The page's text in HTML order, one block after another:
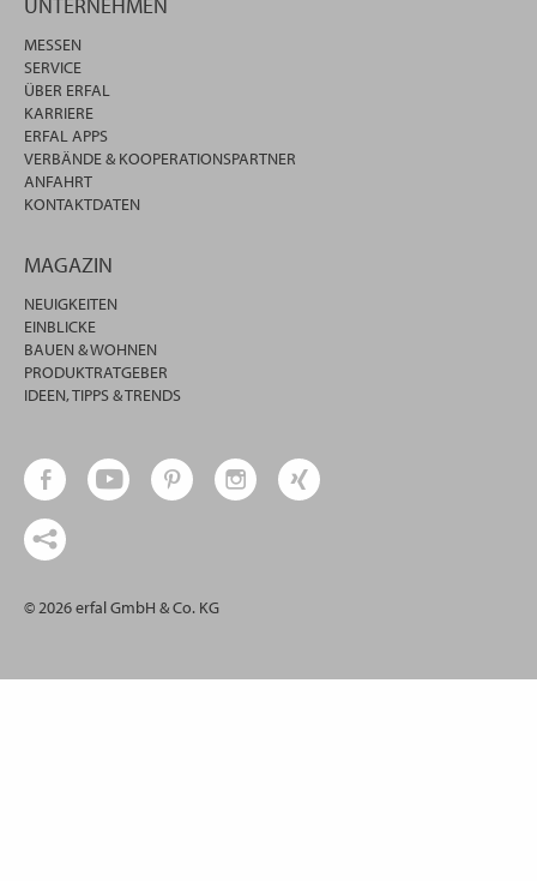
UNTERNEHMEN
MESSEN
SERVICE
ÜBER ERFAL
KARRIERE
ERFAL APPS
VERBÄNDE & KOOPERATIONSPARTNER
ANFAHRT
KONTAKTDATEN
MAGAZIN
NEUIGKEITEN
EINBLICKE
BAUEN & WOHNEN
PRODUKTRATGEBER
IDEEN, TIPPS & TRENDS
© 2026 erfal GmbH & Co. KG